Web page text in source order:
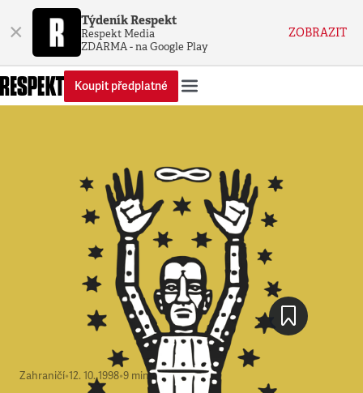
× Týdeník Respekt
Respekt Media
ZDARMA - na Google Play
ZOBRAZIT
Koupit předplatné
Zahraničí•12. 10. 1998•9 minut